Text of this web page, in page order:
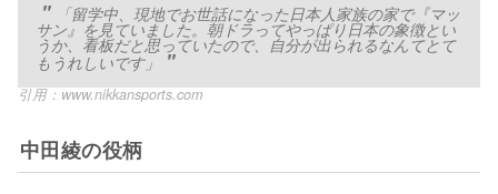
「留学中、現地でお世話になった日本人家族の家で『マッ
サン』を見ていました。朝ドラってやっぱり日本の象徴とい
うか、看板だと思っていたので、自分が出られるなんてとて
もうれしいです」
引用：www.nikkansports.com
中田綾の役柄